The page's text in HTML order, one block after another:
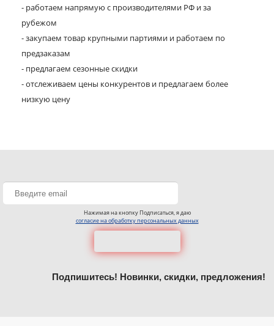
- работаем напрямую с производителями РФ и за
рубежом
- закупаем товар крупными партиями и работаем по
предзаказам
- предлагаем сезонные скидки
- отслеживаем цены конкурентов и предлагаем более
низкую цену
Нажимая на кнопку Подписаться, я даю
согласие на обработку персональных данных
Подпишитесь! Новинки, скидки, предложения!